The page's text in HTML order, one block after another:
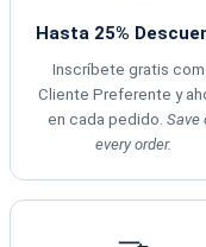
Hasta 25%
Inscríbete gratis
Cliente Preferente y
en cada pedido. Save
every order.